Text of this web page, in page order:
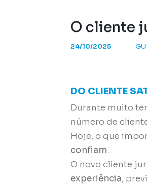
O cliente
24/10/2025
DO CLIENTE
Durante muito
número de
Hoje, o que
confiam.
O novo cliente
experiência,